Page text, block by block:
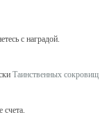
с наградой.
Таинственных сокровищ
счета.